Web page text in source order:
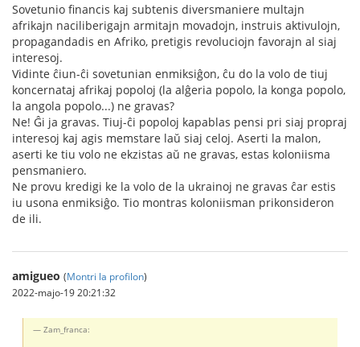
Sovetunio financis kaj subtenis diversmaniere multajn
afrikajn naciliberigajn armitajn movadojn, instruis aktivulojn,
propagandadis en Afriko, pretigis revoluciojn favorajn al siaj
interesoj.
Vidinte ĉiun-ĉi sovetunian enmiksiĝon, ĉu do la volo de tiuj
koncernataj afrikaj popoloj (la alĝeria popolo, la konga popolo,
la angola popolo...) ne gravas?
Ne! Ĝi ja gravas. Tiuj-ĉi popoloj kapablas pensi pri siaj propraj
interesoj kaj agis memstare laŭ siaj celoj. Aserti la malon,
aserti ke tiu volo ne ekzistas aŭ ne gravas, estas koloniisma
pensmaniero.
Ne provu kredigi ke la volo de la ukrainoj ne gravas ĉar estis
iu usona enmiksiĝo. Tio montras koloniisman prikonsideron
de ili.
amigueo (Montri la profilon)
2022-majo-19 20:21:32
Zam_franca: